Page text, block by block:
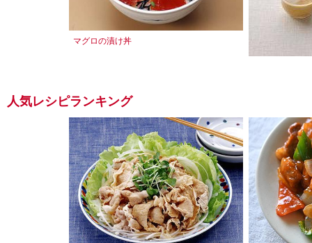
マグロの漬け丼
人気レシピランキング